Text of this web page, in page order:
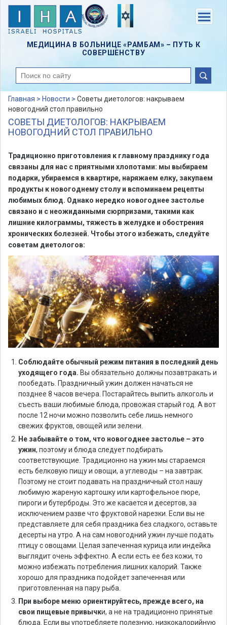
Skip
content
МЕДИЦИНА В БОЛЬНИЦЕ «РАМБАМ» – ПУТЬ К
СОВЕРШЕНСТВУ
поиск
Главная > Новости > Советы диетологов: накрываем
новогодний стол правильно
СОВЕТЫ ДИЕТОЛОГОВ: НАКРЫВАЕМ
НОВОГОДНИЙ СТОЛ ПРАВИЛЬНО
Традиционно приготовления к главному празднику года
связаны для нас с приятными хлопотами: мы выбираем
подарки, убираемся в квартире, наряжаем елку, закупаем
продукты к новогоднему столу и вспоминаем рецепты
любимых блюд. Однако нередко новогоднее застолье
связано и с неожиданными сюрпризами, такими как
лишние килограммы, тяжесть в желудке и обострения
хронических болезней. Чтобы этого избежать, следуйте
советам диетологов:
Соблюдайте обычный режим питания в последний день
уходящего года. Вы обязательно должны позавтракать и
пообедать. Праздничный ужин должен начаться не
позднее 8 часов вечера. Постарайтесь выпить алкоголь и
съесть ваши любимые блюда, провожая старый год. А вот
после 12 ночи можно позволить себе лишь немного
свежих фруктов, овощей или зелени.
Не забывайте о том, что новогоднее застолье – это
ужин, поэтому и блюда следует подбирать
соответствующие. Традиционно на ужин мы стараемся
есть белковую пищу и овощи, а углеводы – на завтрак.
Поэтому не стоит подавать на праздничный стол нашу
любимую жареную картошку или картофельное пюре,
пироги и бутерброды. Это же касается и десертов, за
исключением разве что фруктовой нарезки. Если вы не
представляете для себя праздника без сладкого, оставьте
десерты на утро. А на сам новогодний ужин лучше подать
птицу с овощами. Целая запеченная курица или индейка
выглядит очень эффектно. А если есть ее без кожи, то
можно избежать потребления лишних калорий. Также
хорошо для праздника подойдет запеченная или
приготовленная на пару рыба.
При выборе меню ориентируйтесь, прежде всего, на
свои пищевые привычки, а не на традиционно принятые
блюда. Если вы употребляете полезную, низкокалорийную